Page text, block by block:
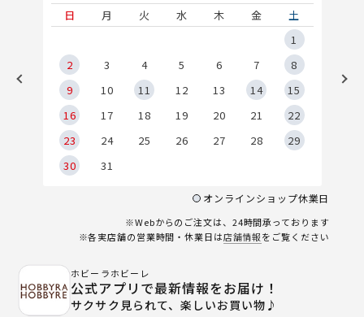
日
月 火 水 木 金
土
1
2
3 4 5 6 7
8
9
10 11 12 13 14
15
16
17 18 19 20 21
22
23
24 25 26 27 28
29
30
31
オンラインショップ休業日
※Webからのご注文は、24時間承っております
※各実店舗の営業時間・休業日は店舗情報をご覧ください
ホビーラホビーレ
公式アプリで最新情報をお届け！
サクサク見られて、楽しいお買い物♪